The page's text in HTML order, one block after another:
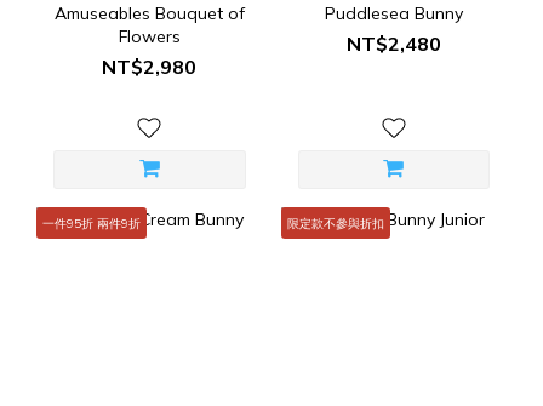
Amuseables Bouquet of
Flowers
NT$2,980
Puddlesea Bunny
NT$2,480
一件95折 兩件9折 限定款不參與折扣